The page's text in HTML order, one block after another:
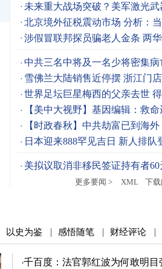
未来重大战场突破？美军激光
北京境外征税震动市场 分析：
涉假冒联邦探员骗老人金条 两
中共三名中将及一名少将密集病
雪佛兰大陆销售近停摆 浙江门
世界足坛巨星梅西的父亲去世
【美中大视野】基因编辑：救命
【时政春秋】中共劫富已到海
日本迎来888罕见吉日 新人排队
美拟议取消非移民签证持有者60
更多要闻 >
XML 下
以史为鉴 | 感悟随笔 | 财经评论 |
千百度：法官郭红波为何敢明目